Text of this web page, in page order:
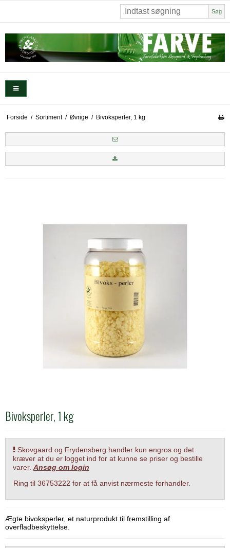
Søg
Forside / Sortiment / Øvrige / Bivoksperler, 1 kg
Bivoksperler, 1 kg
Skovgaard og Frydensberg handler kun engros og det
kræver at du er logget ind for at kunne se priser og bestille
varer. Ansøg om login
Ring til 36753222 for at få anvist nærmeste forhandler.
Ægte bivoksperler, et naturprodukt til fremstilling af
overfladbeskyttelse.